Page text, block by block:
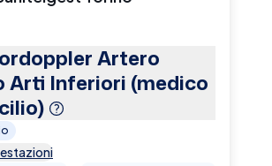
Artero
Arti Inferiori (medico